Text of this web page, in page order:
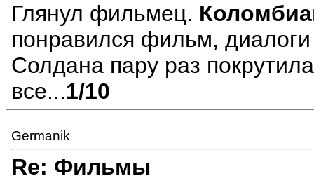
Глянул фильмец.
понравился фильм,
Солдана пару раз
все...1/10
Germanik
Re: Фильмы